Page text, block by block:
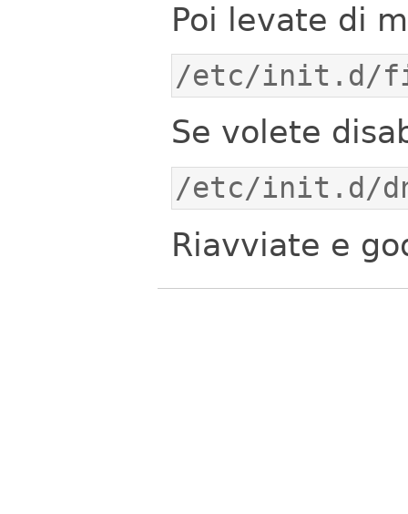
Poi levate di
/etc/init.d/
Se volete
/etc/init.d/
Riavviate e